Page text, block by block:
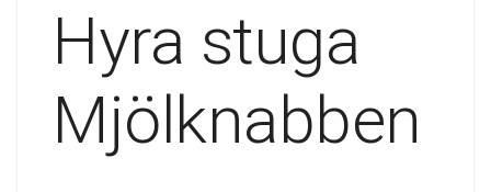
Hyra stuga
Mjölknabben